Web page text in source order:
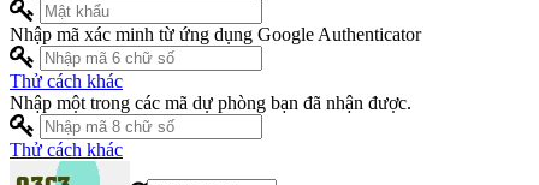
Nhập mã xác minh từ ứng dụng Google Authenticator
Thử cách khác
Nhập một trong các mã dự phòng bạn đã nhận được.
Thử cách khác